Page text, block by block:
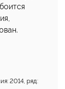
2014, ряд: